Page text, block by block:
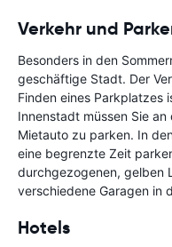
Verkehr und
Besonders in den
geschäftige Stadt. Der
Finden eines Parkplatzes
Innenstadt müssen Sie
Mietauto zu parken. In
eine begrenzte Zeit
durchgezogenen, gelben
verschiedene Garagen in
Hotels